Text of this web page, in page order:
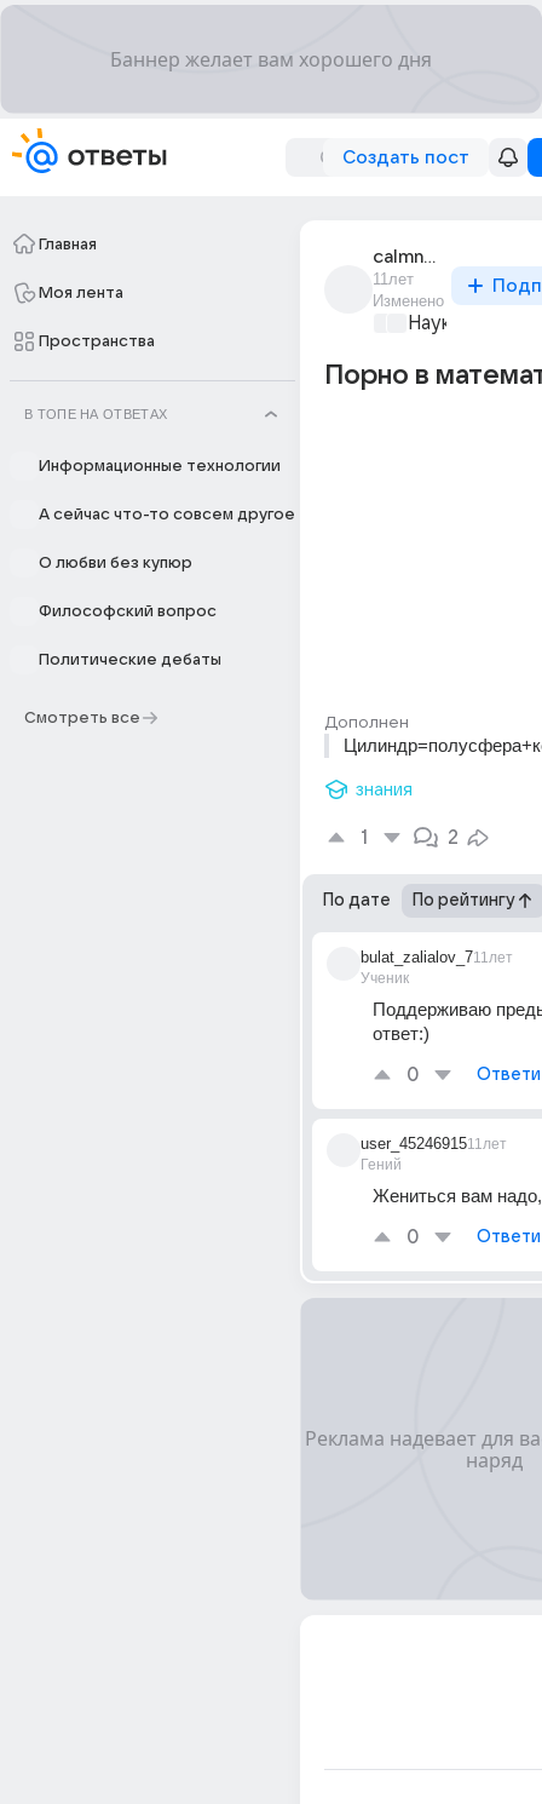
Создать пост
Главная
Моя лента
Пространства
В ТОПЕ НА ОТВЕТАХ
Информационные технологии
А сейчас что-то совсем другое
О любви без купюр
Философский вопрос
Политические дебаты
Смотреть все
calmnesss
11лет
Изменено
Наука
Порно в
Дополнен
знания
1 2
По дате По рейтингу
bulat_zalialov_7
Ученик
11лет
Поддерживаю
ответ:)
0
user_45246915
Гений
11лет
Жениться вам
0